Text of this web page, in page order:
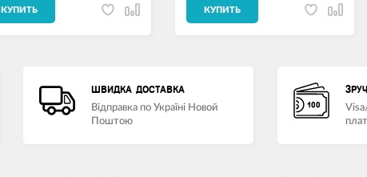
КУПИТЬ КУПИТЬ
ШВИДКА ДОСТАВКА
Відправка по Україні Новой
Поштою